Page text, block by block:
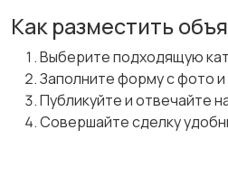
Как разместить
Выберите подходящую
Заполните форму с фото
Публикуйте и отвечайте
Совершайте сделку